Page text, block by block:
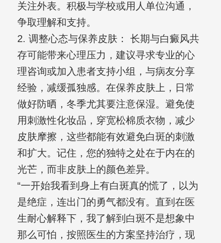
关注外表。积极与学校或用人单位沟通，
争取理解和支持。
2. 调整心态与保养皮肤： 长期与白癜风共
存可能带来心理压力，建议寻求专业的心
理咨询或加入患者支持小组，与病友分享
经验，减缓孤独感。在保养皮肤上，日常
做好防晒，冬季尤其要注意保湿。避免使
用刺激性化妆品，穿宽松棉质衣物，减少
皮肤摩擦，这些都能有效避免白斑的刺激
和扩大。记住，您的独特之处在于内在的
光芒，而非皮肤上的颜色差异。
“一开始我看到身上有白斑真的慌了，以为
是绝症，连出门的勇气都没有。直到在医
生耐心解释下，我了解到白斑不是想象中
那么可怕，按照医生的方案坚持治疗，现